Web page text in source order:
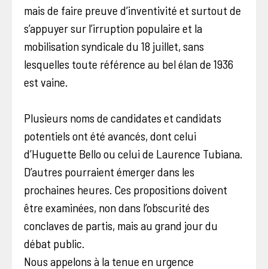
mais de faire preuve d’inventivité et surtout de
s’appuyer sur l’irruption populaire et la
mobilisation syndicale du 18 juillet, sans
lesquelles toute référence au bel élan de 1936
est vaine.
Plusieurs noms de candidates et candidats
potentiels ont été avancés, dont celui
d’Huguette Bello ou celui de Laurence Tubiana.
D’autres pourraient émerger dans les
prochaines heures. Ces propositions doivent
être examinées, non dans l’obscurité des
conclaves de partis, mais au grand jour du
débat public.
Nous appelons à la tenue en urgence